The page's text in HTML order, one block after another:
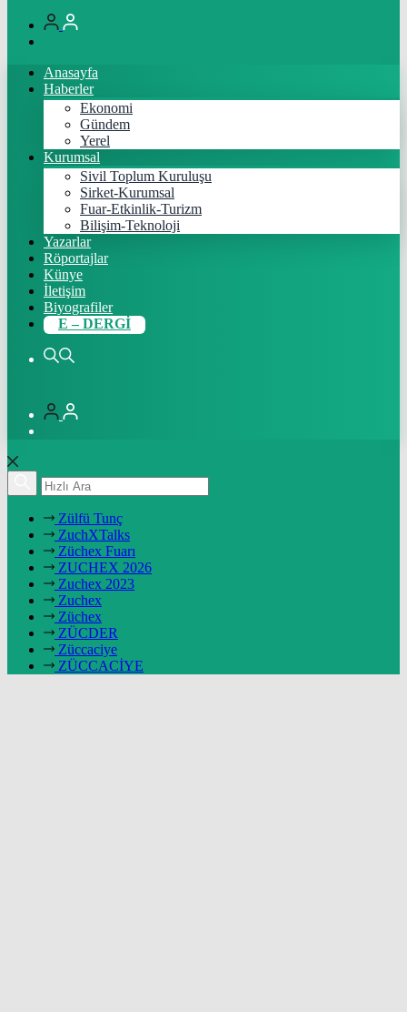
Anasayfa
Haberler
Ekonomi
Gündem
Yerel
Kurumsal
Sivil Toplum Kuruluşu
Sirket-Kurumsal
Fuar-Etkinlik-Turizm
Bilişim-Teknoloji
Yazarlar
Röportajlar
Künye
İletişim
Biyografiler
E – DERGİ
Zülfü Tunç
ZuchXTalks
Züchex Fuarı
ZUCHEX 2026
Zuchex 2023
Zuchex
Züchex
ZÜCDER
Züccaciye
ZÜCCACİYE